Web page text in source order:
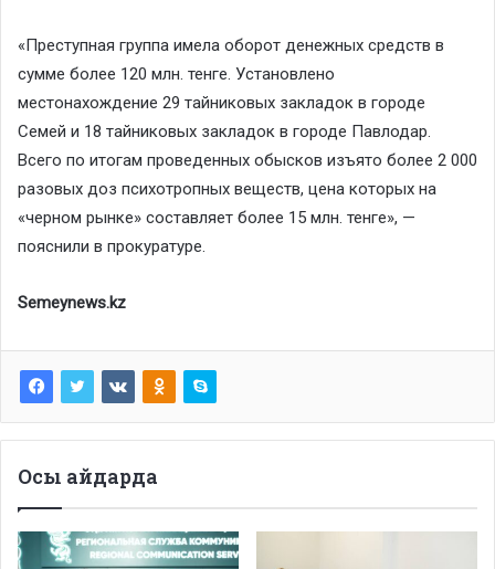
«Преступная группа имела оборот денежных средств в
сумме более 120 млн. тенге. Установлено
местонахождение 29 тайниковых закладок в городе
Семей и 18 тайниковых закладок в городе Павлодар.
Всего по итогам проведенных обысков изъято более 2 000
разовых доз психотропных веществ, цена которых на
«черном рынке» составляет более 15 млн. тенге», —
пояснили в прокуратуре.
Semeynews.kz
Осы айдарда